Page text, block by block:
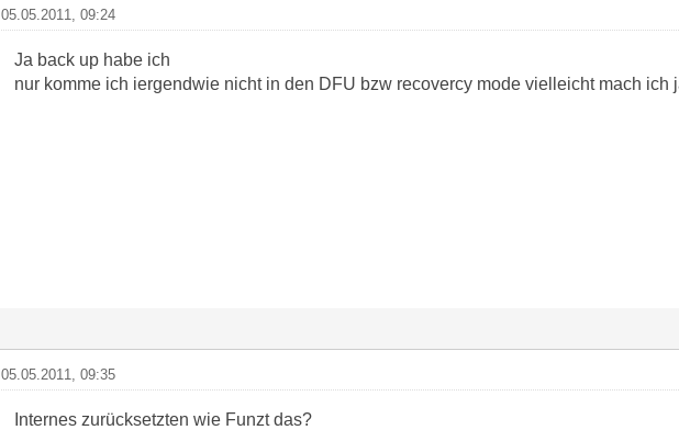
05.05.2011, 09:24
Ja back up habe ich
nur komme ich iergendwie nicht in den DFU bzw recovercy mode vielleicht mach ich
05.05.2011, 09:35
Internes zurücksetzten wie Funzt das?